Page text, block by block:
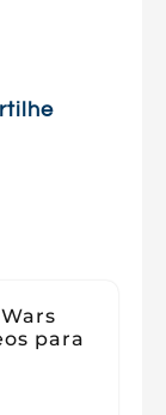
para